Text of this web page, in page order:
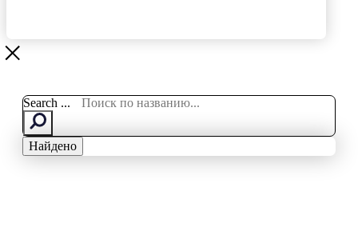
Search ...
Найдено